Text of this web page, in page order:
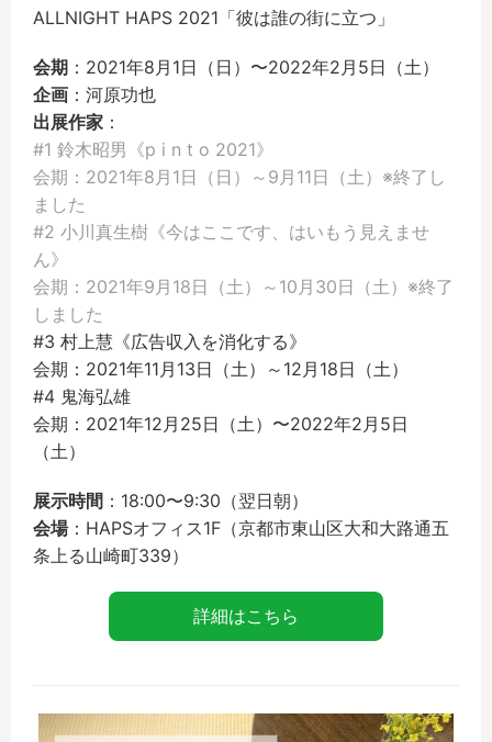
ALLNIGHT HAPS 2021「彼は誰の街に立つ」
会期 ：2021年8月1日（日）〜2022年2月5日（土）
企画 ：河原功也
出展作家 ：
#1 鈴木昭男《p i n t o 2021》
会期：2021年8月1日（日）～9月11日（土）※終了し
ました
#2 小川真生樹《今はここです、はいもう見えませ
ん》
会期：2021年9月18日（土）～10月30日（土）※終了
しました
#3 村上慧《広告収入を消化する》
会期：2021年11月13日（土）～12月18日（土）
#4 鬼海弘雄
会期：2021年12月25日（土）〜2022年2月5日
（土）
展示時間 ：18:00〜9:30（翌日朝）
会場：HAPSオフィス1F（京都市東山区大和大路通五
条上る山崎町339）
詳細はこちら